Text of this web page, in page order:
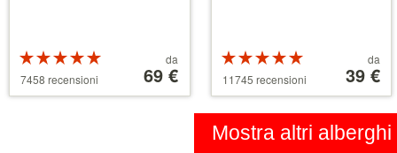
Valutazione:
5 su 5 stelle
7458 recensioni partire
da
da
69 €
Valutazione:
5 su 5 stelle
11745 recensioni partire
da
110 €
da
39 €
Mostra altri alberghi